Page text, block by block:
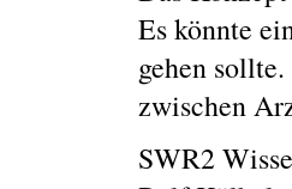
Es könnte
gehen
zwischen
SWR2